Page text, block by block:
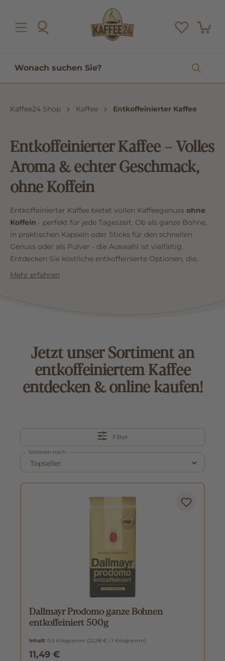
Kaffee24 Shop Kaffee Entkoffeinierter Kaffee
Entkoffeinierter Kaffee – Volles
Aroma & echter Geschmack,
ohne Koffein
Entkoffeinierter Kaffee bietet vollen Kaffeegenuss ohne
Koffein - perfekt für jede Tageszeit. Ob als ganze Bohne,
in praktischen Kapseln oder Sticks für den schnellen
Genuss oder als Pulver - die Auswahl ist vielfältig.
Entdecken Sie köstliche entkoffeinierte Optionen, die
weder an Geschmack noch an Qualität sparen.
Mehr erfahren
Jetzt unser Sortiment an
entkoffeiniertem Kaffee
entdecken & online kaufen!
Filter
Sortieren nach:
Dallmayr Prodomo ganze Bohnen
entkoffeiniert 500g
Inhalt: 0.5 Kilogramm (22,98 € / 1 Kilogramm)
11,49 €